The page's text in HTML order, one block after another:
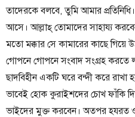
তাদেরকে বলবে, তুমি আমার
আসে। আল্লাহ্ তোমাদের সাহায্য
মতো মক্কার সে কামারের কাছে গিয়ে
গোপনে গোপনে সংবাদ সংগ্রহ করতে
ছাদবিহীন একটি ঘরে বন্দী করে রাখা
ভাবেই হোক কুরাইশদের চোখ ফাঁকি
ভাইদের মুক্ত করবেন। অতপর হযরত